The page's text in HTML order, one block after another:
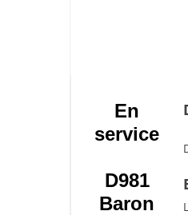
En
service
D981
Baron